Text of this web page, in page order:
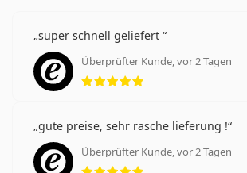
super schnell geliefert
Überprüfter Kunde, vor 2 Tagen
Bewertung 5 aus 5
gute preise, sehr rasche lieferung !
Überprüfter Kunde, vor 2 Tagen
Bewertung 5 aus 5